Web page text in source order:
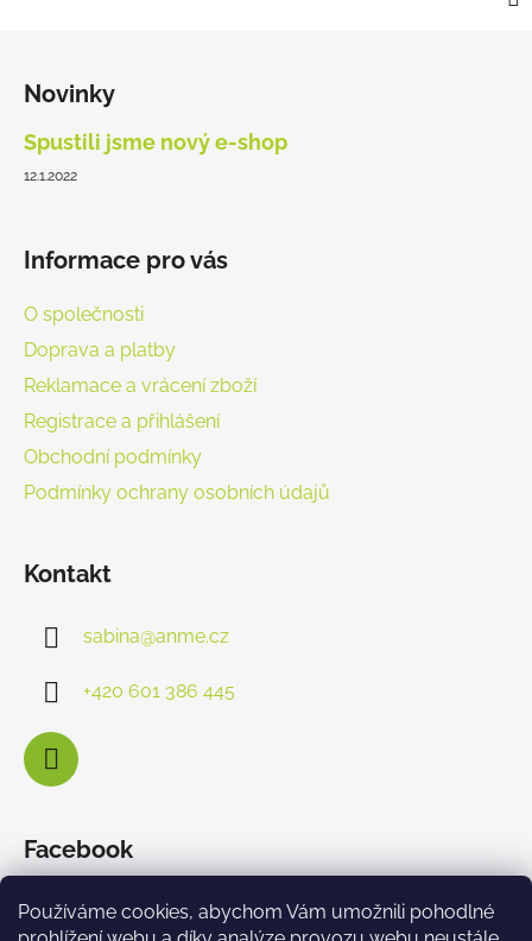
Používáme cookies, abychom Vám umožnili pohodlné
Novinky
Spustili jsme nový e-shop
12.1.2022
Informace pro vás
O společnosti
Doprava a platby
Reklamace a vrácení zboží
Registrace a přihlášení
Obchodní podmínky
Podmínky ochrany osobních údajů
Kontakt
sabina@anme.cz
+420 601 386 445
Facebook